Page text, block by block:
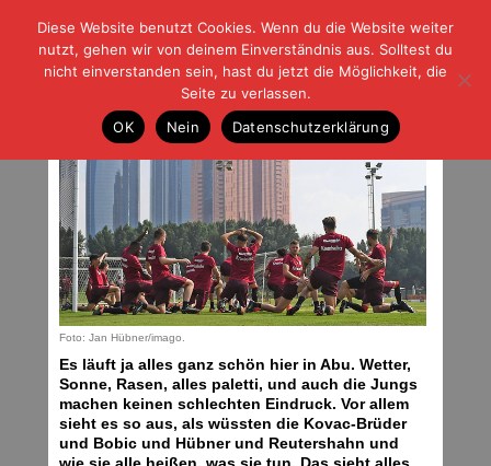
| | |BLOG-GFußball und der Rest
HOME|REGELN|IMPRESSUM |DATENSCHUTZ
Männergrippe
Freitag, 13.01.17 | 06:21 Uhr
Foto: Jan Hübner/imago.
Es läuft ja alles ganz schön hier in Abu. Wetter,
Sonne, Rasen, alles paletti, und auch die Jungs
machen keinen schlechten Eindruck. Vor allem
sieht es so aus, als wüssten die Kovac-Brüder
und Bobic und Hübner und Reutershahn und
Diese Website benutzt Cookies. Wenn du die Website weiter
nutzt, gehen wir von deinem Einverständnis aus. Solltest du
nicht einverstanden sein, hast du jetzt die Möglichkeit, die
Seite zu verlassen.
OK
Nein Datenschutzerklärung